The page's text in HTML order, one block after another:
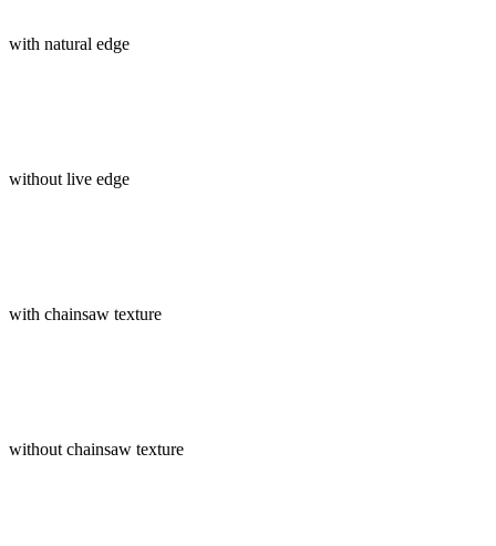
with natural edge
without live edge
with chainsaw texture
without chainsaw texture